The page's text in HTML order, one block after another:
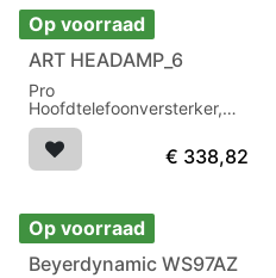
Op voorraad
ART HEADAMP_6
Pro
Hoofdtelefoonversterker,
max. 6 hoofdtel. jack + EQ
€ 338,82
Op voorraad
Beyerdynamic WS97AZ